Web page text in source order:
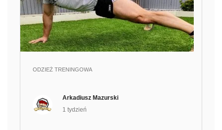
ODZIEŻ TRENINGOWA
Arkadiusz Mazurski
1 tydzień